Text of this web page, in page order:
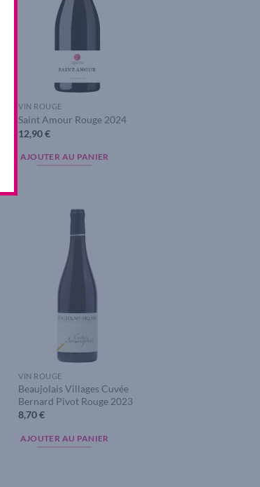
VIN ROUGE
Saint Amour Rouge 2024
12,90€
AJOUTER AU PANIER
VIN ROUGE
Beaujolais Villages Cuvée
Bernard Pivot Rouge 2023
8,70€
AJOUTER AU PANIER